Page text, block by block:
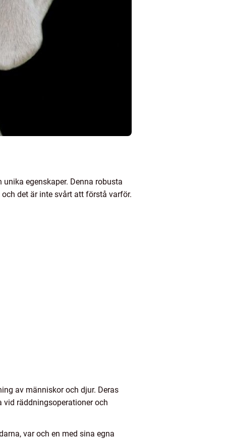
egenskaper. Denna robusta
det är inte svårt att förstå varför.
av människor och djur. Deras
räddningsoperationer och
var och en med sina egna